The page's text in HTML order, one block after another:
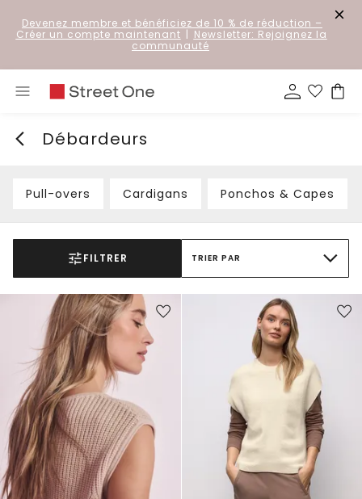
Devenez membre et bénéficiez de 10 % de réduction –
Créer un compte maintenant | Newsletter: Rejoignez la
communauté
Débardeurs
Pull-overs Cardigans Ponchos & Capes
FILTRER TRIER PAR